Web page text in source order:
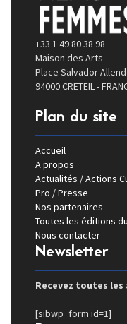
+33 1 49 80 38 98
Maison des Arts
Place Salvador
94000 CRETEIL -
Plan du site
Accueil
A propos
Actualités / Actions
Pro / Presse
Nos partenaires
Toutes les éditions
Nous contacter
Newsletter
Recevez toutes
[sibwp_form id=1]